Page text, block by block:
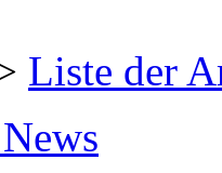
Liste der